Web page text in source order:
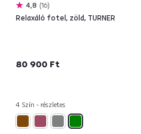
4,8 16
Relaxáló fotel, zöld, TURNER
80 900 Ft
4 Szín - részletes